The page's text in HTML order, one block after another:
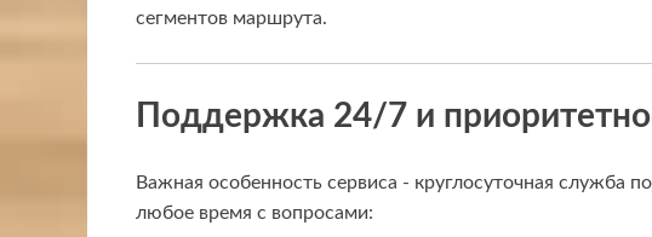
сегментов маршрута.
Поддержка 24/7 и
Важная особенность сервиса - круглосуточная служба
любое время с вопросами: